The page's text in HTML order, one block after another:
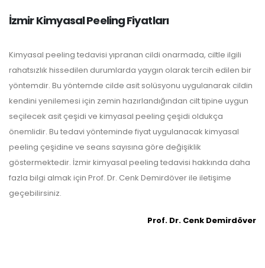
İzmir Kimyasal Peeling Fiyatları
Kimyasal peeling tedavisi yıpranan cildi onarmada, ciltle ilgili
rahatsızlık hissedilen durumlarda yaygın olarak tercih edilen bir
yöntemdir. Bu yöntemde cilde asit solüsyonu uygulanarak cildin
kendini yenilemesi için zemin hazırlandığından cilt tipine uygun
seçilecek asit çeşidi ve kimyasal peeling çeşidi oldukça
önemlidir. Bu tedavi yönteminde fiyat uygulanacak kimyasal
peeling çeşidine ve seans sayısına göre değişiklik
göstermektedir. İzmir kimyasal peeling tedavisi hakkında daha
fazla bilgi almak için Prof. Dr. Cenk Demirdöver ile iletişime
geçebilirsiniz.
Prof. Dr. Cenk Demirdöver